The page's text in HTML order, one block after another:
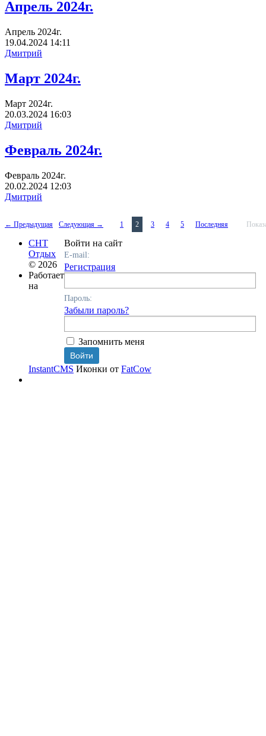
Апрель 2024г.
Апрель 2024г.
19.04.2024 14:11
Дмитрий
Март 2024г.
Март 2024г.
20.03.2024 16:03
Дмитрий
Февраль 2024г.
Февраль 2024г.
20.02.2024 12:03
Дмитрий
← Предыдущая Следующая → 1 2 3 4 5 Последняя
Войти на сайт
E-mail:
Регистрация
Пароль:
Забыли пароль?
Запомнить меня
СНТ
Отдых
© 2026
Работает
на
InstantCMS Иконки от FatCow